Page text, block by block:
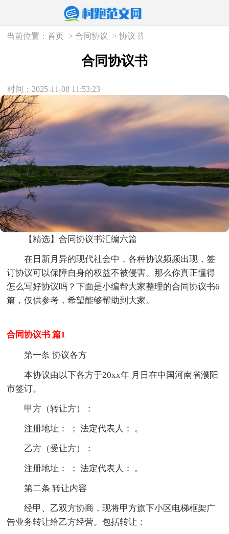
当前位置：首页 >合同协议 >协议书
合同协议书
时间：2025-11-08 11:53:23
【精选】合同协议书汇编六篇
在日新月异的现代社会中，各种协议频频出现，签
订协议可以保障自身的权益不被侵害。那么你真正懂得
怎么写好协议吗？下面是小编帮大家整理的合同协议书6
篇，仅供参考，希望能够帮助到大家。
合同协议书 篇1
第一条 协议各方
本协议由以下各方于20xx年 月日在中国河南省濮阳
市签订。
甲方（转让方）：
注册地址： ； 法定代表人： 。
乙方（受让方）：
注册地址： ； 法定代表人： 。
第二条 转让内容
经甲、乙双方协商，现将甲方旗下小区电梯框架广
告业务转让给乙方经营。包括转让：